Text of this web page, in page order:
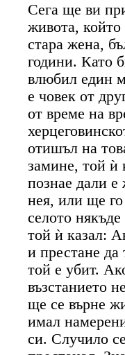
Сега ще ви
живота, който
стара жена,
години. Като
влюбил един
е човек от
от време на
отишъл на
замине, той ѝ
познае дали
нея, или ще
селото
той ѝ казал:
и престане да
той е убит.
възстанието
ще се върне
имал
си. Случило